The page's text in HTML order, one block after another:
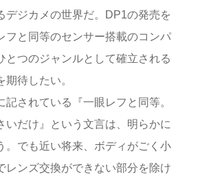
デジカメの世界だ。DP1の発売を
フと同等のセンサー搭載のコンパ
とつのジャンルとして確立される
待したい。
記されている『一眼レフと同等。
いだけ』という文言は、明らかに
。でも近い将来、ボディがごく小
レンズ交換ができない部分を除け